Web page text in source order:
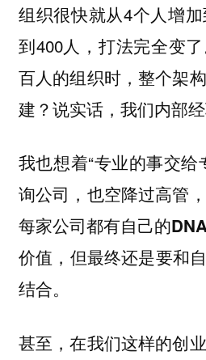
组织很快就从4个人增
到400人，打法完全变
百人的组织时，整个架
建？说实话，我们内部经
我也想着“专业的事交给
询公司，也空降过高管
每家公司都有自己的
价值，但最终还是要和
结合。
甚至，在我们这样的创